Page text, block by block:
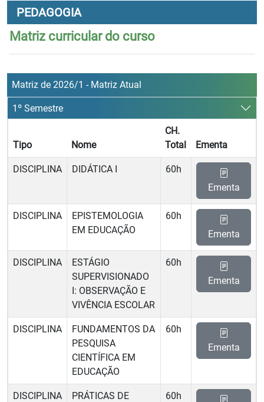
PEDAGOGIA
Matriz curricular do curso
Matriz de 2026/1 - Matriz Atual
1º Semestre
Tipo Nome
CH.
Total
Ementa
DISCIPLINA DIDÁTICA I
60h
Ementa
DISCIPLINA
EPISTEMOLOGIA
EM EDUCAÇÃO
60h
Ementa
DISCIPLINA
ESTÁGIO
SUPERVISIONADO
I: OBSERVAÇÃO E
VIVÊNCIA ESCOLAR
60h
Ementa
DISCIPLINA
FUNDAMENTOS DA
PESQUISA
CIENTÍFICA EM
EDUCAÇÃO
60h
Ementa
DISCIPLINA
PRÁTICAS DE
60h